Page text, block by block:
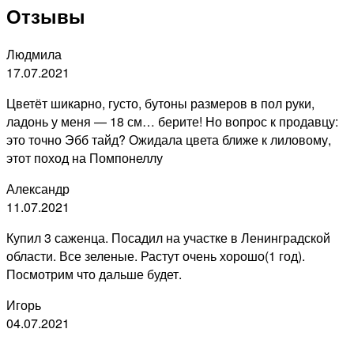
Отзывы
Людмила
17.07.2021
Цветёт шикарно, густо, бутоны размеров в пол руки,
ладонь у меня — 18 см… берите! Но вопрос к продавцу:
это точно Эбб тайд? Ожидала цвета ближе к лиловому,
этот поход на Помпонеллу
Александр
11.07.2021
Купил 3 саженца. Посадил на участке в Ленинградской
области. Все зеленые. Растут очень хорошо(1 год).
Посмотрим что дальше будет.
Игорь
04.07.2021